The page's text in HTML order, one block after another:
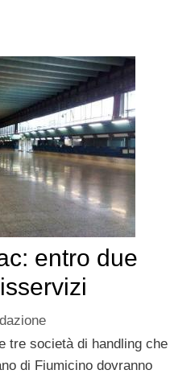
entro due
tre società di handling che
di Fiumicino dovranno